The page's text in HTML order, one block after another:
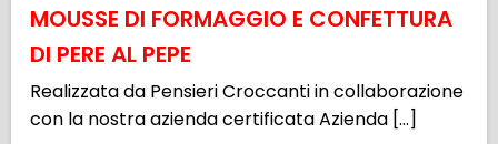
MOUSSE DI FORMAGGIO E CONFETTURA
DI PERE AL PEPE
Realizzata da Pensieri Croccanti in collaborazione
con la nostra azienda certificata Azienda […]